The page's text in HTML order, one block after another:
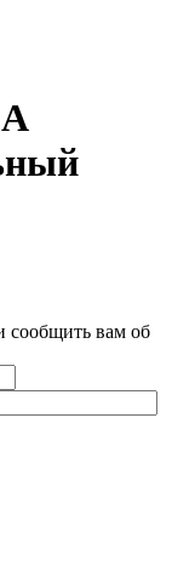
сообщить вам об